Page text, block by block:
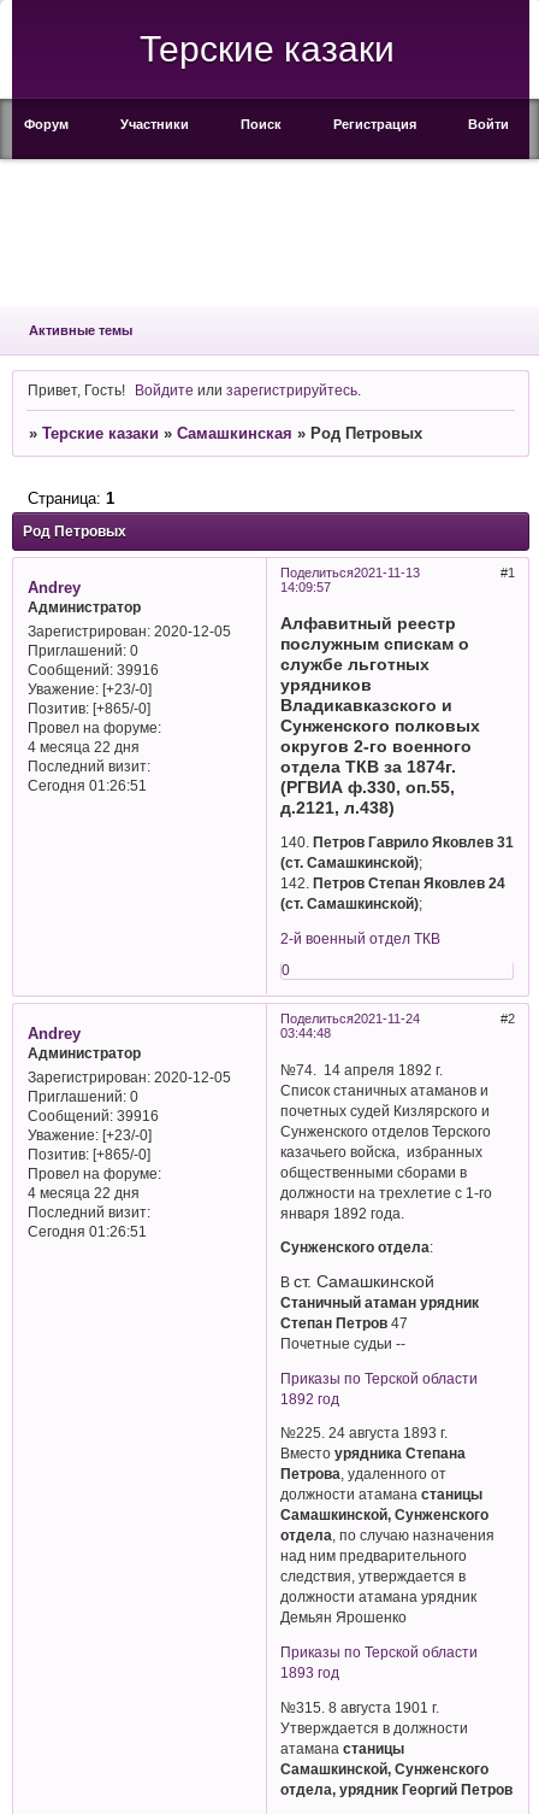
Терские казаки
Форум Участники Поиск Регистрация Войти
Активные темы
Привет, Гость! Войдите илизарегистрируйтесь
» Терские казаки » Самашкинская » Род Петровых
Род Петровых
Страница: 1
Поделиться 1
2021-11-13
14:09:57
Andrey
Администратор
Зарегистрирован: 2020-12-05
Приглашений:0
Сообщений:39916
Уважение: [+23/-0]
Позитив: [+865/-0]
Провел на форуме:
4 месяца 22 дня
Последний визит:
Сегодня 01:26:51
Алфавитный реестр
послужным спискам о
службе льготных
урядников
Владикавказского и
Сунженского полковых
округов 2-го военного
отдела ТКВ за 1874г.
(РГВИА ф.330, оп.55,
д.2121, л.438)
140.
Петров Гаврило Яковлев 31
(ст. Самашкинской);
142.
Петров Степан Яковлев 24
(ст. Самашкинской);
2-й военный отдел ТКВ
0
Поделиться 2
2021-11-24
03:44:48
Andrey
Администратор
Зарегистрирован: 2020-12-05
Приглашений:0
Сообщений:39916
Уважение: [+23/-0]
Позитив: [+865/-0]
Провел на форуме:
4 месяца 22 дня
Последний визит:
Сегодня 01:26:51
№74. 14 апреля 1892 г.
Список станичных атаманов и
почетных судей Кизлярского и
Сунженского отделов Терского
казачьего войска, избранных
общественными сборами в
должности на трехлетие с 1-го
января 1892 года.
Сунженского отдела:
Вст. Самашкинской
Станичный атаман урядник
Степан Петров 47
Почетные судьи --
Приказы по Терской области
1892 год
№225. 24 августа 1893 г.
Вместоурядника Степана
Петрова , удаленного от
должности атаманастаницы
Самашкинской, Сунженского
отдела , по случаю назначения
над ним предварительного
следствия, утверждается в
должности атамана урядник
Демьян Ярошенко
Приказы по Терской области
1893 год
№315. 8 августа 1901 г.
Утверждается в должности
атаманастаницы
Самашкинской, Сунженского
отдела, урядник Георгий Петров